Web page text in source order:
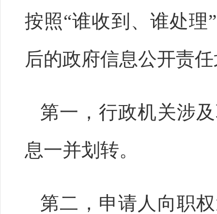
按照“谁收到、谁处理
后的政府信息公开责
第一，行政机关涉
息一并划转。
第二，申请人向职